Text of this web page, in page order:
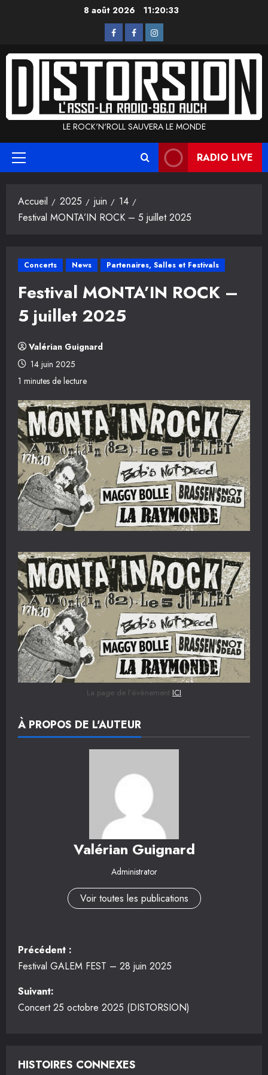
8 août 2026 11:20:33
L’Asso
La
Instagram
LE ROCK'N'ROLL SAUVERA LE MONDE
Menu
RADIO LIVE
Accueil 2025 juin
14
Festival MONTA’IN ROCK – 5 juillet 2025
Concerts News Partenaires, Salles et Festivals
Festival MONTA’IN ROCK –
5 juillet 2025
Valérian Guignard
14 juin 2025
1 minutes de lecture
La page de l’évènement ICI
À PROPOS DE L'AUTEUR
Valérian Guignard
Administrator
Voir toutes les publications
N
a
v
Précédent :
Festival GALEM FEST – 28 juin 2025
Suivant:
Concert 25 octobre 2025 (DISTORSION)
HISTOIRES CONNEXES